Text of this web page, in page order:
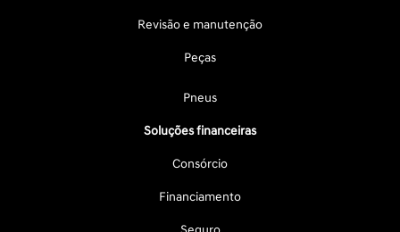
Revisão e manutenção
Peças
Pneus
Soluções financeiras
Consórcio
Financiamento